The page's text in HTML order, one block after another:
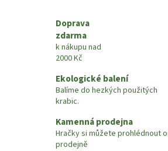
Doprava
zdarma
k nákupu nad
2000 Kč
Ekologické balení
Balíme do hezkých použitých
krabic.
Kamenná prodejna
Hračky si můžete prohlédnout
prodejně